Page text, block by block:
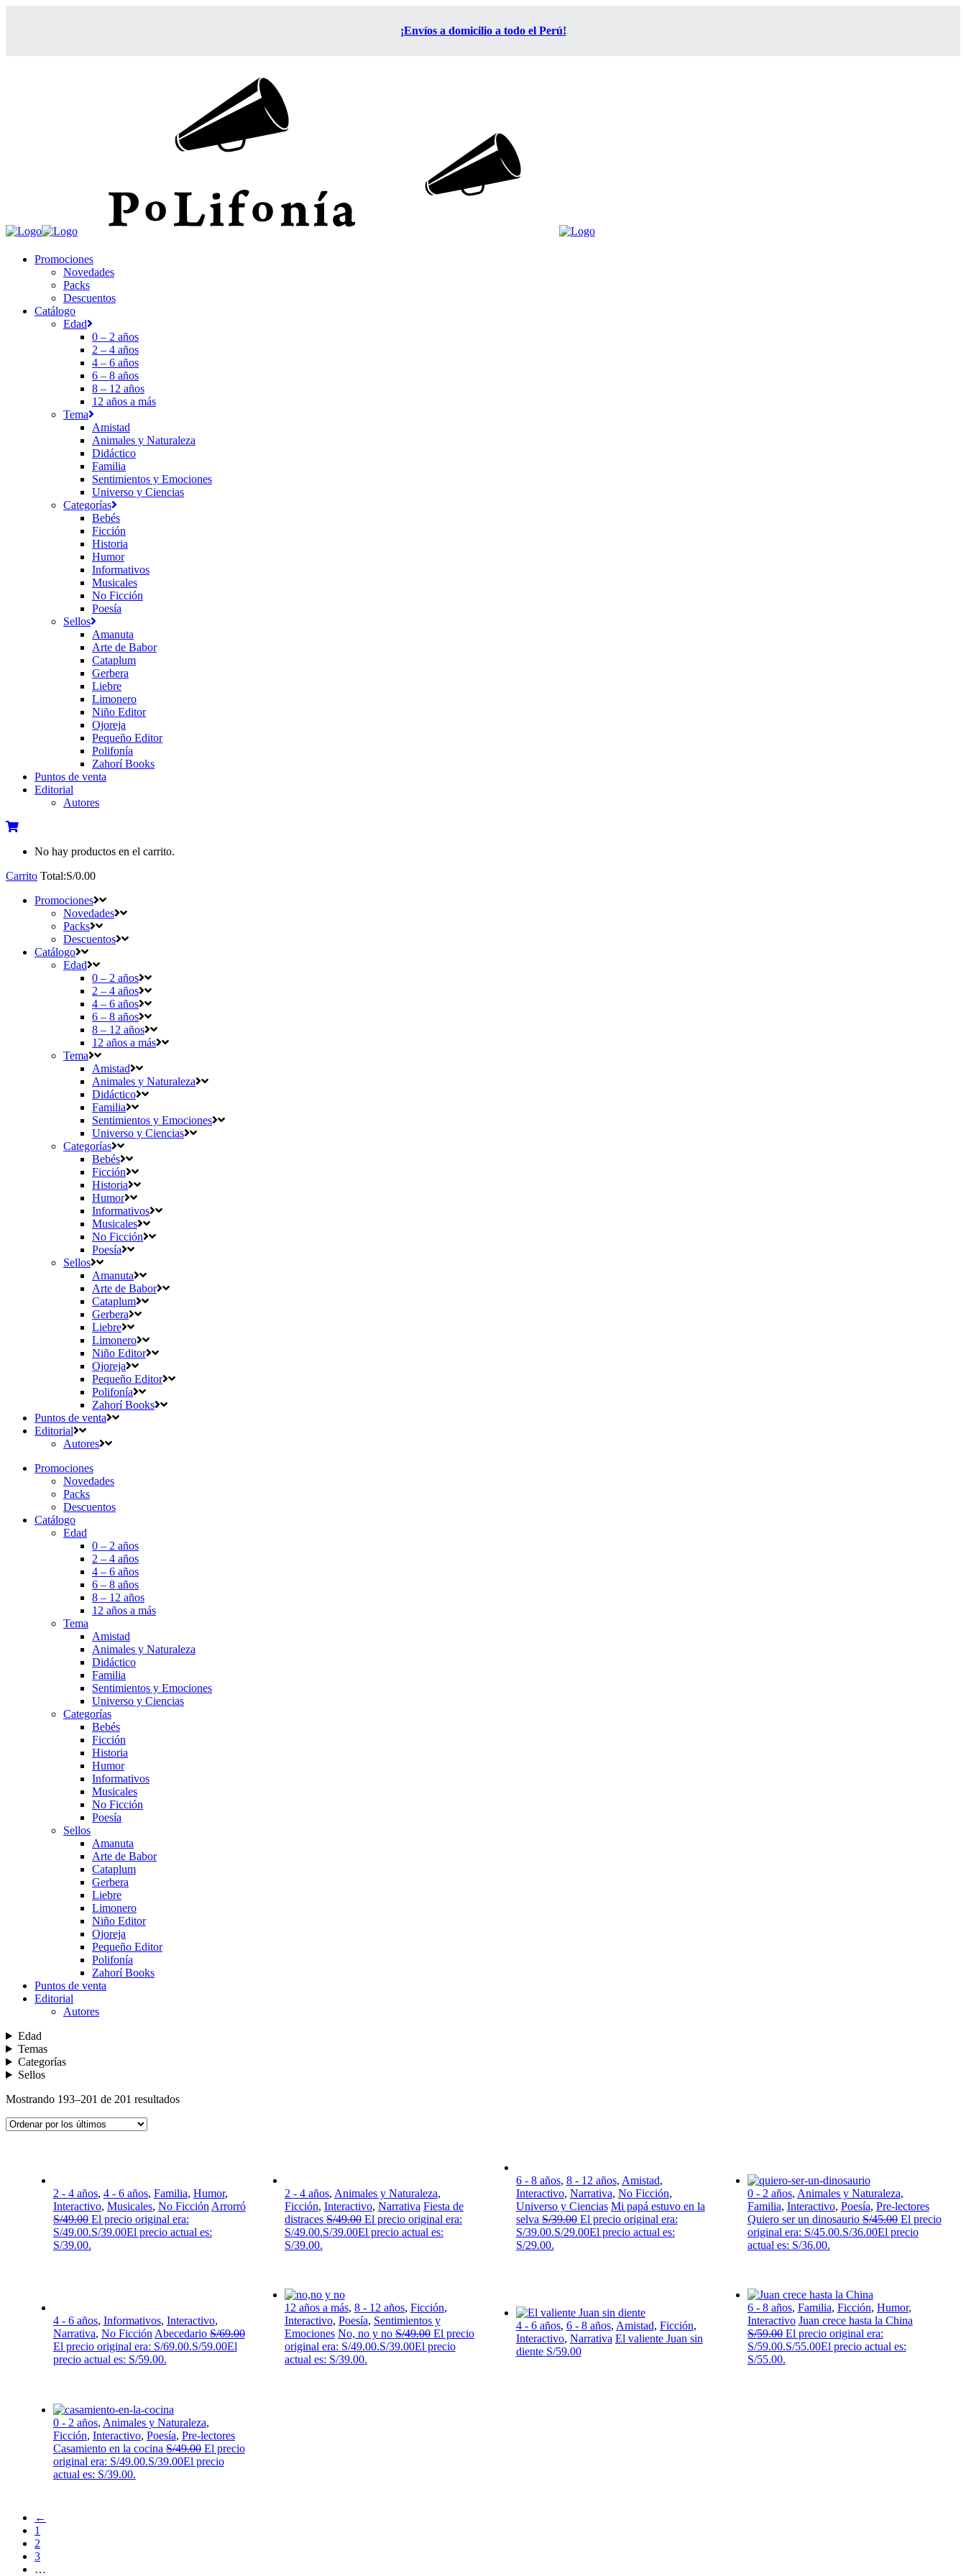
¡Envíos a domicilio a todo el Perú!
Promociones
Novedades
Packs
Descuentos
Catálogo
Edad
0 – 2 años
2 – 4 años
4 – 6 años
6 – 8 años
8 – 12 años
12 años a más
Tema
Amistad
Animales y Naturaleza
Didáctico
Familia
Sentimientos y Emociones
Universo y Ciencias
Categorías
Bebés
Ficción
Historia
Humor
Informativos
Musicales
No Ficción
Poesía
Sellos
Amanuta
Arte de Babor
Cataplum
Gerbera
Liebre
Limonero
Niño Editor
Ojoreja
Pequeño Editor
Polifonía
Zahorí Books
Puntos de venta
Editorial
Autores
No hay productos en el carrito.
Carrito Total:S/0.00
Promociones
Novedades
Packs
Descuentos
Catálogo
Edad
0 – 2 años
2 – 4 años
4 – 6 años
6 – 8 años
8 – 12 años
12 años a más
Tema
Amistad
Animales y Naturaleza
Didáctico
Familia
Sentimientos y Emociones
Universo y Ciencias
Categorías
Bebés
Ficción
Historia
Humor
Informativos
Musicales
No Ficción
Poesía
Sellos
Amanuta
Arte de Babor
Cataplum
Gerbera
Liebre
Limonero
Niño Editor
Ojoreja
Pequeño Editor
Polifonía
Zahorí Books
Puntos de venta
Editorial
Autores
Promociones
Novedades
Packs
Descuentos
Catálogo
Edad
0 – 2 años
2 – 4 años
4 – 6 años
6 – 8 años
8 – 12 años
12 años a más
Tema
Amistad
Animales y Naturaleza
Didáctico
Familia
Sentimientos y Emociones
Universo y Ciencias
Categorías
Bebés
Ficción
Historia
Humor
Informativos
Musicales
No Ficción
Poesía
Sellos
Amanuta
Arte de Babor
Cataplum
Gerbera
Liebre
Limonero
Niño Editor
Ojoreja
Pequeño Editor
Polifonía
Zahorí Books
Puntos de venta
Editorial
Autores
Edad
Temas
Categorías
Sellos
Mostrando 193–201 de 201 resultados
2 - 4 años, 4 - 6 años, Familia, Humor,
Interactivo, Musicales, No Ficción Arrorró
S/49.00 El precio original era:
S/49.00.S/39.00El precio actual es:
S/39.00.
2 - 4 años, Animales y Naturaleza,
Ficción, Interactivo, Narrativa Fiesta de
distraces S/49.00 El precio original era:
S/49.00.S/39.00El precio actual es:
S/39.00.
6 - 8 años, 8 - 12 años, Amistad,
Interactivo, Narrativa, No Ficción,
Universo y Ciencias Mi papá estuvo en la
selva S/39.00 El precio original era:
S/39.00.S/29.00El precio actual es:
S/29.00.
0 - 2 años, Animales y Naturaleza,
Familia, Interactivo, Poesía, Pre-lectores
Quiero ser un dinosaurio S/45.00 El precio
original era: S/45.00.S/36.00El precio
actual es: S/36.00.
4 - 6 años, Informativos, Interactivo,
Narrativa, No Ficción Abecedario S/69.00
El precio original era: S/69.00.S/59.00El
precio actual es: S/59.00.
12 años a más, 8 - 12 años, Ficción,
Interactivo, Poesía, Sentimientos y
Emociones No, no y no S/49.00 El precio
original era: S/49.00.S/39.00El precio
actual es: S/39.00.
4 - 6 años, 6 - 8 años, Amistad, Ficción,
Interactivo, Narrativa El valiente Juan sin
diente S/59.00
6 - 8 años, Familia, Ficción, Humor,
Interactivo Juan crece hasta la China
S/59.00 El precio original era:
S/59.00.S/55.00El precio actual es:
S/55.00.
0 - 2 años, Animales y Naturaleza,
Ficción, Interactivo, Poesía, Pre-lectores
Casamiento en la cocina S/49.00 El precio
original era: S/49.00.S/39.00El precio
actual es: S/39.00.
←
1
2
3
…